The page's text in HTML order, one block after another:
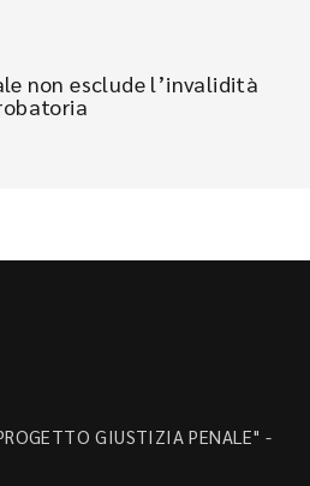
non esclude l’invalidità
GIUSTIZIA PENALE" -